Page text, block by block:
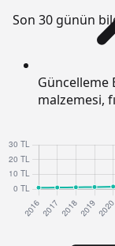
Son 30 günün
Güncelleme
malzemesi,